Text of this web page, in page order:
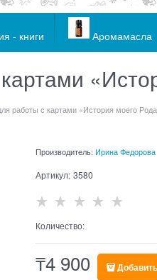
- книги Аромамасла
работы с картами «История моего
Производитель: Ирина Федорова
Артикул: 3580
Количество:
₸4 900 Добавить